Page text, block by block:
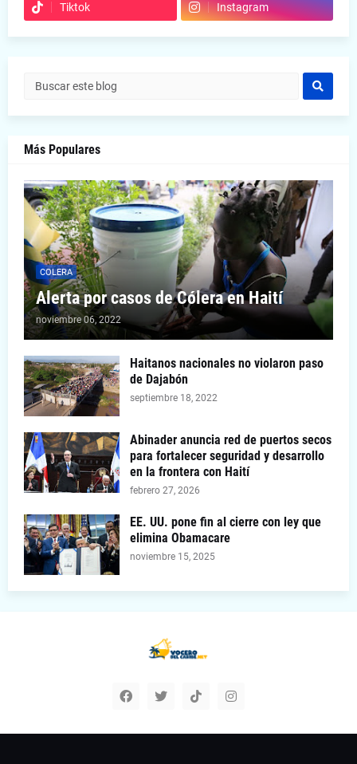
Tiktok Instagram
Más Populares
COLERA
Alerta por casos de Cólera en Haití
noviembre 06, 2022
Haitanos nacionales no violaron paso
de Dajabón
septiembre 18, 2022
Abinader anuncia red de puertos secos
para fortalecer seguridad y desarrollo
en la frontera con Haití
febrero 27, 2026
EE. UU. pone fin al cierre con ley que
elimina Obamacare
noviembre 15, 2025